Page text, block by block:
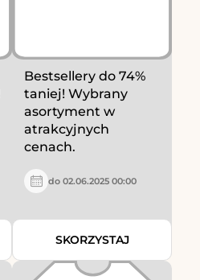
Bestsellery do 74%
taniej! Wybrany
asortyment w
atrakcyjnych
cenach.
do 02.06.2025 00:00
SKORZYSTAJ